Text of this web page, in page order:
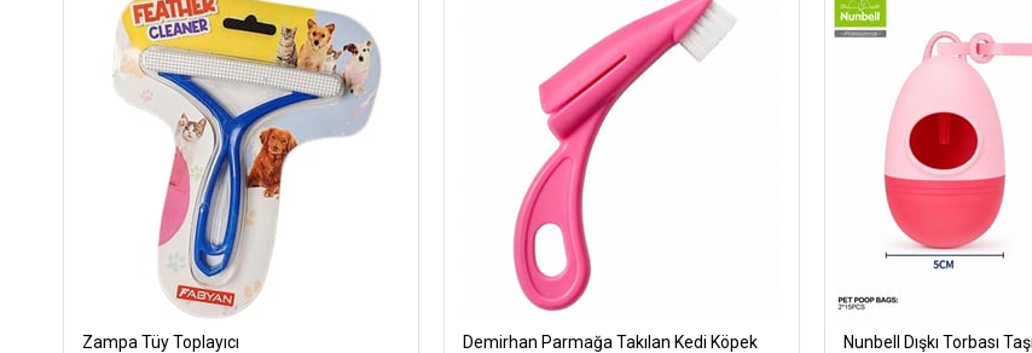
Zampa Tüy Toplayıcı
Demirhan Parmağa Takılan Kedi Köpek
Nunbell Dışkı Torbası